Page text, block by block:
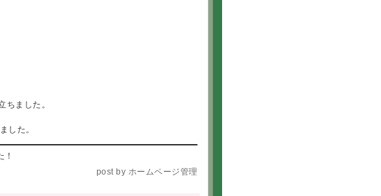
ちました。
した。
post by ホームページ管理